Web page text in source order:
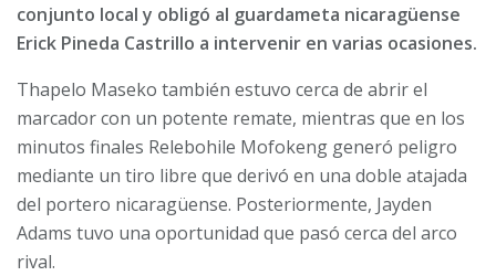
conjunto local y obligó al guardameta nicaragüense
Erick Pineda Castrillo a intervenir en varias ocasiones.
Thapelo Maseko también estuvo cerca de abrir el
marcador con un potente remate, mientras que en los
minutos finales Relebohile Mofokeng generó peligro
mediante un tiro libre que derivó en una doble atajada
del portero nicaragüense. Posteriormente, Jayden
Adams tuvo una oportunidad que pasó cerca del arco
rival.